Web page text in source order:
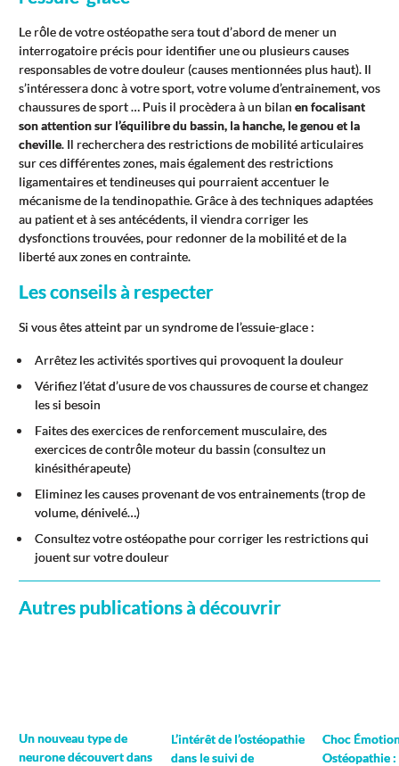
Le rôle de votre ostéopathe sera tout d’abord de mener un
interrogatoire précis pour identifier une ou plusieurs causes
responsables de votre douleur (causes mentionnées plus haut). Il
s’intéressera donc à votre sport, votre volume d’entrainement, vos
chaussures de sport … Puis il procèdera à un bilan en focalisant
son attention sur l’équilibre du bassin, la hanche, le genou et la
cheville. Il recherchera des restrictions de mobilité articulaires
sur ces différentes zones, mais également des restrictions
ligamentaires et tendineuses qui pourraient accentuer le
mécanisme de la tendinopathie. Grâce à des techniques adaptées
au patient et à ses antécédents, il viendra corriger les
dysfonctions trouvées, pour redonner de la mobilité et de la
liberté aux zones en contrainte.
Les conseils à respecter
Si vous êtes atteint par un syndrome de l’essuie-glace :
Arrêtez les activités sportives qui provoquent la douleur
Vérifiez l’état d’usure de vos chaussures de course et changez
les si besoin
Faites des exercices de renforcement musculaire, des
exercices de contrôle moteur du bassin (consultez un
kinésithérapeute)
Eliminez les causes provenant de vos entrainements (trop de
volume, dénivelé…)
Consultez votre ostéopathe pour corriger les restrictions qui
jouent sur votre douleur
Autres publications à découvrir
Un nouveau type de
neurone découvert dans
L’intérêt de l’ostéopathie
dans le suivi de
Choc
Ostéopathie